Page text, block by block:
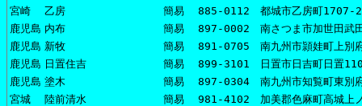
宮崎
乙房 簡易
885-0112 都城市乙房町1707-2
鹿児島 内布 簡易
897-0002 南さつま市加世田武
鹿児島 新牧 簡易
891-0705 南九州市頴娃町上別
鹿児島 日置住吉 簡易
899-3101 日置市日吉町日置
鹿児島 塗木 簡易
897-0304 南九州市知覧町東別
宮城
陸前清水 簡易
981-4102 加美郡色麻町高城上